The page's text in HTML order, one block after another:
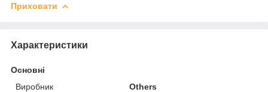
Приховати
Характеристики
Основні
Виробник
Others